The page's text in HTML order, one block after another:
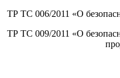
ТР ТС 006/2011 «О
ТР ТС 009/2011 «О